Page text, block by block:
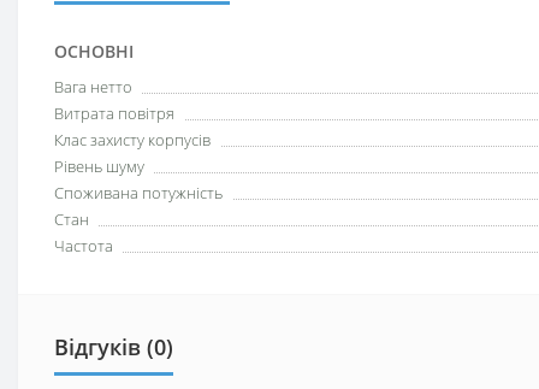
ОСНОВНІ
Вага нетто
Витрата повітря
Клас захисту корпусів
Рівень шуму
Споживана потужність
Стан
Частота
Відгуків (0)